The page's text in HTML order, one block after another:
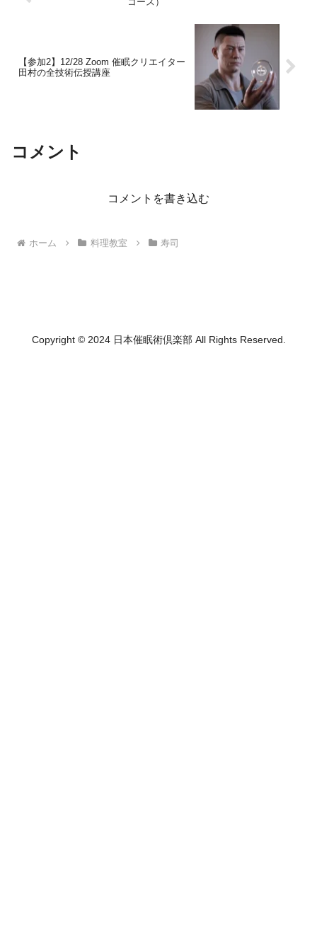
【参加2】12/28 Zoom 催眠クリエイター
田村の全技術伝授講座
コメント
コメントを書き込む
ホーム 料理教室 寿司
Copyright © 2024 日本催眠術倶楽部 All Rights Reserved.